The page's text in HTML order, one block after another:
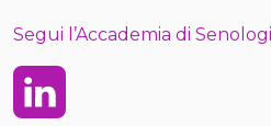
Segui l’Accademia di
Linkedin